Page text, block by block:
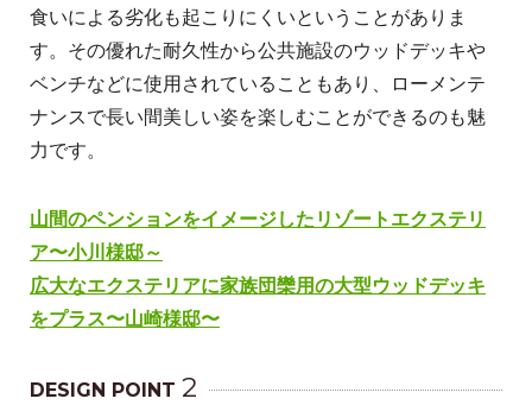
食いによる劣化も起こりにくいということがありま
す。その優れた耐久性から公共施設のウッドデッキや
ベンチなどに使用されていることもあり、ローメンテ
ナンスで長い間美しい姿を楽しむことができるのも魅
力です。
山間のペンションをイメージしたリゾートエクステリ
ア〜小川様邸～
広大なエクステリアに家族団欒用の大型ウッドデッキ
をプラス〜山崎様邸〜
DESIGN POINT 2